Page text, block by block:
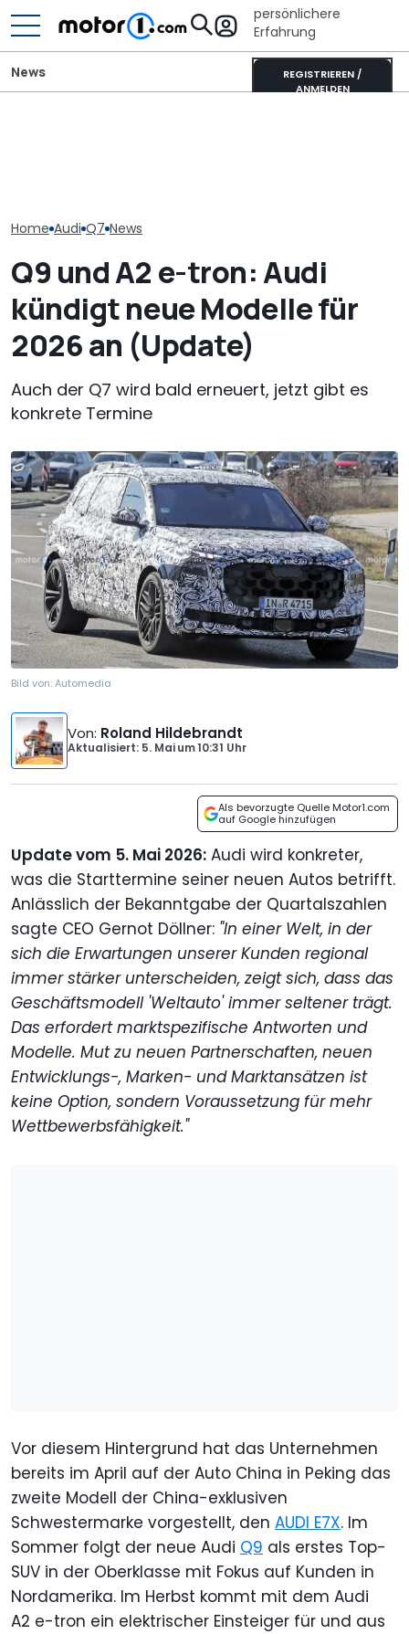
persönlichere
Erfahrung
REGISTRIEREN /
ANMELDEN
News
Home Audi Q7 News
Q9 und A2 e-tron: Audi
kündigt neue Modelle für
2026 an (Update)
Auch der Q7 wird bald erneuert, jetzt gibt es
konkrete Termine
Bild von:Automedia
Von: Roland Hildebrandt
Aktualisiert: 5. Maium10:31 Uhr
Als bevorzugte Quelle Motor1.com
auf Google hinzufügen
Update vom 5. Mai 2026: Audi wird konkreter,
was die Starttermine seiner neuen Autos betrifft.
Anlässlich der Bekanntgabe der Quartalszahlen
sagte CEO Gernot Döllner: "In einer Welt, in der
sich die Erwartungen unserer Kunden regional
immer stärker unterscheiden, zeigt sich, dass das
Geschäftsmodell 'Weltauto' immer seltener trägt.
Das erfordert marktspezifische Antworten und
Modelle. Mut zu neuen Partnerschaften, neuen
Entwicklungs-, Marken- und Marktansätzen ist
keine Option, sondern Voraussetzung für mehr
Wettbewerbsfähigkeit."
Vor diesem Hintergrund hat das Unternehmen
bereits im April auf der Auto China in Peking das
zweite Modell der China-exklusiven
Schwestermarke vorgestellt, den AUDI E7X. Im
Sommer folgt der neue Audi Q9 als erstes Top-
SUV in der Oberklasse mit Fokus auf Kunden in
Nordamerika. Im Herbst kommt mit dem Audi
A2 e-tron ein elektrischer Einsteiger für und aus